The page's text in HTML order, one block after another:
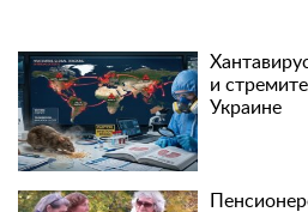
и
Украине